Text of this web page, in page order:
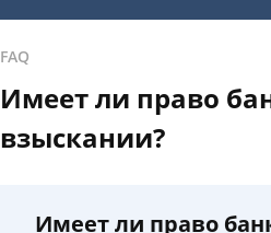
FAQ
Имеет ли право
взыскании?
Имеет ли право